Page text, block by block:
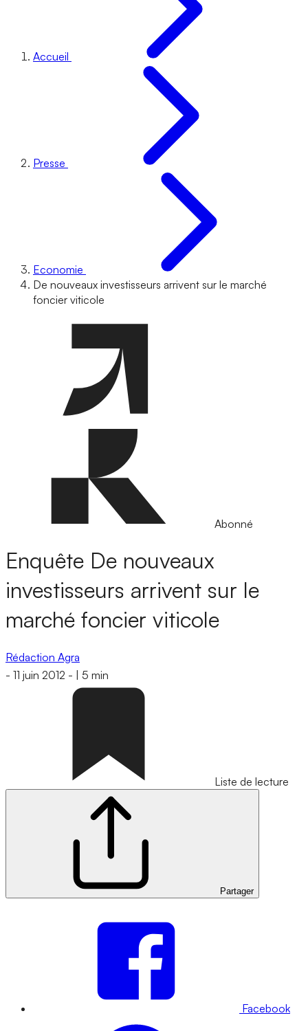
Accueil
Presse
Economie
De nouveaux investisseurs arrivent sur le marché
foncier viticole
Abonné
Enquête De nouveaux
investisseurs arrivent sur le
marché foncier viticole
Rédaction Agra
- 11 juin 2012 - 5 min
Liste de lecture
Partager
Facebook